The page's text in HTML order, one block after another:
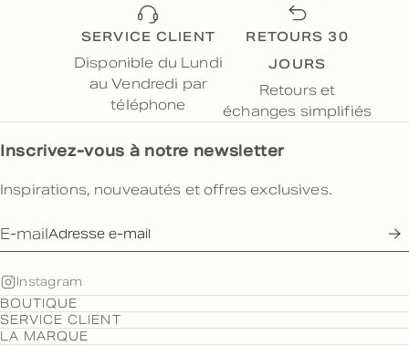
SERVICE CLIENT
Disponible du Lundi
au Vendredi par
téléphone
RETOURS 30
JOURS
Retours et
échanges simplifiés
Inscrivez-vous à notre newsletter
Inspirations, nouveautés et offres exclusives.
E-mail
Instagram
BOUTIQUE
SERVICE CLIENT
LA MARQUE